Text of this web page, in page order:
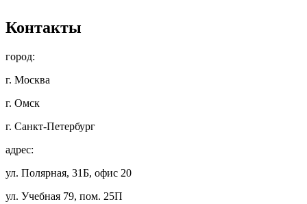
Контакты
город:
г. Москва
г. Омск
г. Санкт-Петербург
адрес:
ул. Полярная, 31Б, офис 20
ул. Учебная 79, пом. 25П